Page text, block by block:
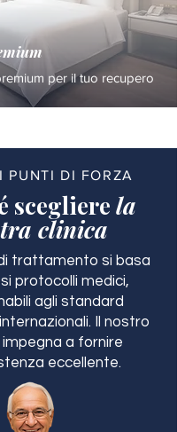
per il tuo recupero
PUNTI DI FORZA
scegliere la
clinica
trattamento si basa
protocolli medici,
agli standard
Il nostro
a fornire
eccellente.